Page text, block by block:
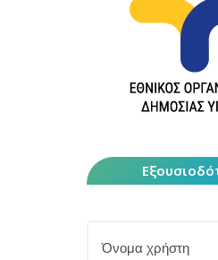
Όνομα χρήστη